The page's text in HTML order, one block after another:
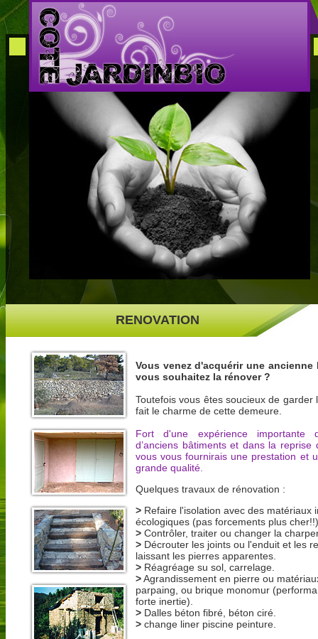
RENOVATION
Vous venez d'acquérir une ancienne
vous souhaitez la rénover ?
Toutefois vous êtes soucieux de garder
fait le charme de cette demeure.
Fort d'une expérience importante
d’anciens bâtiments et dans la
vous vous fournirais une prestation et
grande qualité.
Quelques travaux de rénovation :
> Refaire l'isolation avec des matériaux
écologiques (pas forcements plus
> Contrôler, traiter ou changer la
> Décrouter les joints ou l'enduit et les
laissant les pierres apparentes.
> Réagréage su sol, carrelage.
>Agrandissement en pierre ou
parpaing, ou brique monomur
forte inertie).
> Dalles béton fibré, béton ciré.
> change liner piscine peinture.